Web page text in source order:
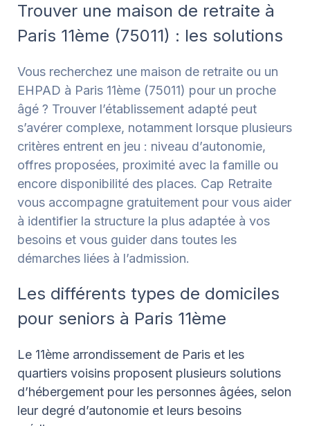
Trouver une maison de retraite à
Paris 11ème (75011) : les solutions
Vous recherchez une maison de retraite ou un
EHPAD à Paris 11ème (75011) pour un proche
âgé ? Trouver l’établissement adapté peut
s’avérer complexe, notamment lorsque plusieurs
critères entrent en jeu : niveau d’autonomie,
offres proposées, proximité avec la famille ou
encore disponibilité des places. Cap Retraite
vous accompagne gratuitement pour vous aider
à identifier la structure la plus adaptée à vos
besoins et vous guider dans toutes les
démarches liées à l’admission.
Les différents types de domiciles
pour seniors à Paris 11ème
Le 11ème arrondissement de Paris et les
quartiers voisins proposent plusieurs solutions
d’hébergement pour les personnes âgées, selon
leur degré d’autonomie et leurs besoins